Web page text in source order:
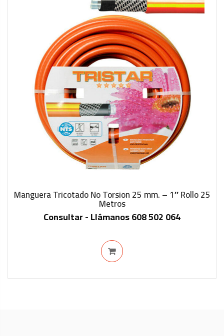
IN STOCK
Manguera Tricotado No Torsion 25 mm. – 1″ Rollo 25
Metros
Consultar - Llámanos 608 502 064